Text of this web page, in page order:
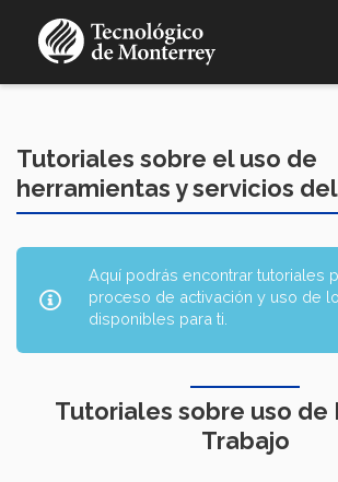
contenido
Tutoriales sobre el uso de
herramientas y servicios del
Aquí podrás encontrar tutoriales
proceso de activación y uso de
disponibles para ti.
Tutoriales sobre uso de
Trabajo